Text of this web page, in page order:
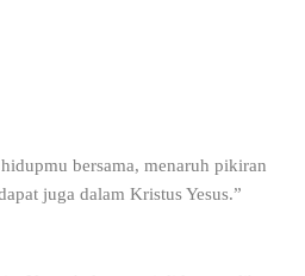
bersama, menaruh pikiran
juga dalam Kristus Yesus.”